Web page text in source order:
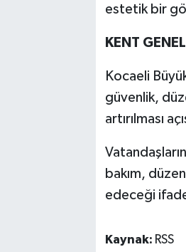
estetik bir
KENT
Kocaeli
güvenlik,
artırılması
bakım,
edeceği
Kaynak: RSS